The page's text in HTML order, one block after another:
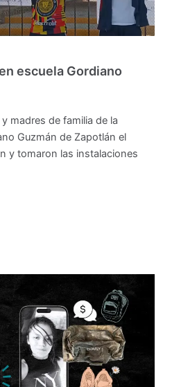
escuela Gordiano
madres de familia de la
Guzmán de Zapotlán el
y tomaron las instalaciones